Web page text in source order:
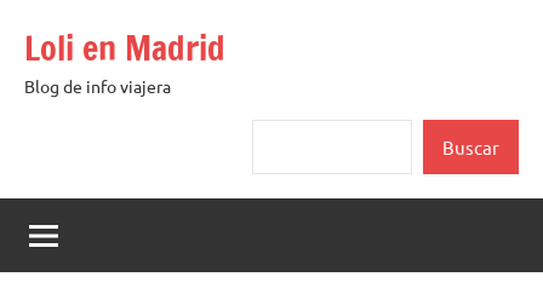
contenido
Loli en Madrid
Blog de info viajera
Buscar